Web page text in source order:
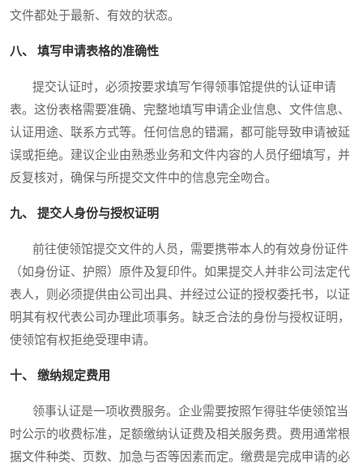
文件都处于最新、有效的状态。
八、 填写申请表格的准确性
提交认证时，必须按要求填写乍得领事馆提供的认证申请
表。这份表格需要准确、完整地填写申请企业信息、文件信息、
认证用途、联系方式等。任何信息的错漏，都可能导致申请被延
误或拒绝。建议企业由熟悉业务和文件内容的人员仔细填写，并
反复核对，确保与所提交文件中的信息完全吻合。
九、 提交人身份与授权证明
前往使领馆提交文件的人员，需要携带本人的有效身份证件
（如身份证、护照）原件及复印件。如果提交人并非公司法定代
表人，则必须提供由公司出具、并经过公证的授权委托书，以证
明其有权代表公司办理此项事务。缺乏合法的身份与授权证明，
使领馆有权拒绝受理申请。
十、 缴纳规定费用
领事认证是一项收费服务。企业需要按照乍得驻华使领馆当
时公示的收费标准，足额缴纳认证费及相关服务费。费用通常根
据文件种类、页数、加急与否等因素而定。缴费是完成申请的必